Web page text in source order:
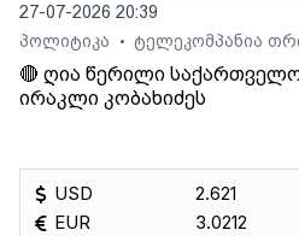
27-07-2026 20:39
პოლიტიკა
• ტელეკომპანია
🔴 ღია წერილი
ირაკლი კობახიძეს
USD
EUR
2.621
3.0212